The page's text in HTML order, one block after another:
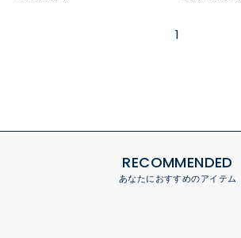
1
RECOMMENDED
あなたにおすすめのアイテム